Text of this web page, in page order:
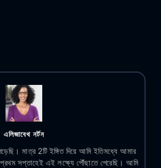
এলিজাবেথ নর্টন
মাত্র 2টি ইঙ্গিত দিয়ে আমি ইতিমধ্যে আমার
সপ্তাহেই এই লক্ষ্যে পৌঁছাতে পেরেছি। আমি